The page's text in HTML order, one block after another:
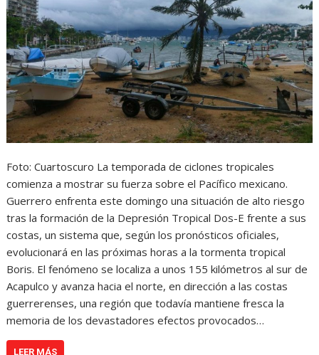
Foto: Cuartoscuro La temporada de ciclones tropicales
comienza a mostrar su fuerza sobre el Pacífico mexicano.
Guerrero enfrenta este domingo una situación de alto riesgo
tras la formación de la Depresión Tropical Dos-E frente a sus
costas, un sistema que, según los pronósticos oficiales,
evolucionará en las próximas horas a la tormenta tropical
Boris. El fenómeno se localiza a unos 155 kilómetros al sur de
Acapulco y avanza hacia el norte, en dirección a las costas
guerrerenses, una región que todavía mantiene fresca la
memoria de los devastadores efectos provocados…
LEER MÁS